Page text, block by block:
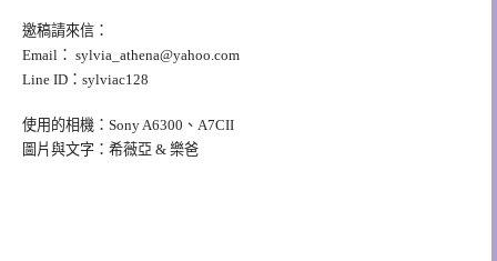
邀稿請來信：
Email： sylvia_athena@yahoo.com
Line ID：sylviac128
使用的相機：Sony A6300、A7CII
圖片與文字：希薇亞 & 樂爸